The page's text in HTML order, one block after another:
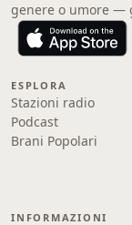
genere o umore —
ESPLORA
Stazioni radio
Podcast
Brani Popolari
INFORMAZIONI